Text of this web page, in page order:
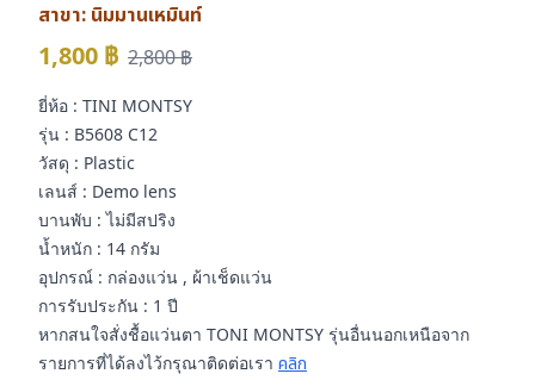
สาขา: นิมมานเหมินท์
1,800 ฿ 2,800฿
ยี่ห้อ : TINI MONTSY
รุ่น : B5608 C12
วัสดุ : Plastic
เลนส์ : Demo lens
บานพับ : ไม่มีสปริง
น้ำหนัก : 14 กรัม
อุปกรณ์ : กล่องแว่น , ผ้าเช็ดแว่น
การรับประกัน : 1 ปี
หากสนใจสั่งชื้อแว่นตา TONI MONTSY รุ่นอื่นนอกเหนือจาก
รายการที่ได้ลงไว้กรุณาติดต่อเรา คลิก